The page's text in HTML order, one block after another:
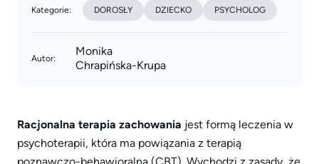
Autor:
Monika
Chrapińska-Krupa
Kategorie: DOROSŁY DZIECKO PSYCHOLOG
Racjonalna terapia zachowania jest formą leczenia w
psychoterapii, która ma powiązania z terapią